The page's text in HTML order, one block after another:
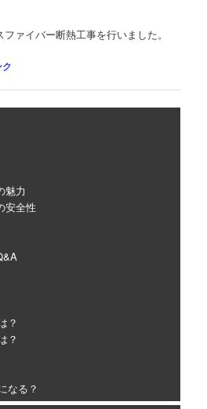
ァイバー断熱工事を行いました。
魅力
安全性
？
？
なる？